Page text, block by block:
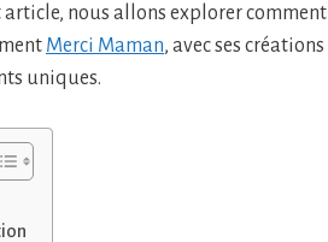
nous allons explorer
Merci Maman, avec ses
uniques.